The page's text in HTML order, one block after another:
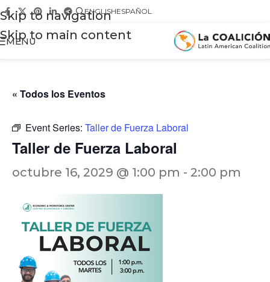
Skip to navigation
Skip to main content
ENGLISHESPAÑOL
MENU
« Todos los Eventos
Event Series: Taller de Fuerza Laboral
Taller de Fuerza Laboral
octubre 16, 2029 @ 1:00 pm - 2:00 pm